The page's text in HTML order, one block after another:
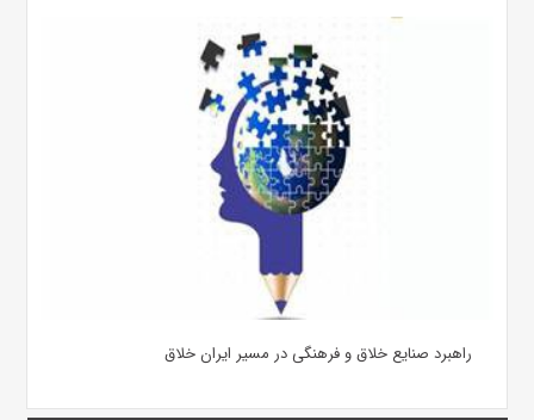
راهبرد صنایع خلاق و فرهنگی در مسیر ایران خلاق